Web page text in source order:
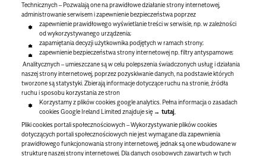
Technicznych– Pozwalają one na prawidłowe działanie strony internetowej,
administrowanie serwisem i zapewnienie bezpieczeństwa poprzez
zapewnienie prawidłowego wyświetlanie treści w serwisie, np. w zależności
od wykorzystywanego urządzenia;
zapamiętania decyzji użytkownika podjętych w ramach strony;
zapewnienie bezpieczeństwa strony internetowej np. filtry antyspamowe;
Analitycznych– umieszczane są w celu polepszenia świadczonych usług i działania
naszej strony internetowej, poprzez pozyskiwanie danych, na podstawie których
tworzone są statystyki. Zbierają informacje dotyczące ruchu na stronie, źródła
ruchu i sposobu korzystania ze stron
Korzystamy z plików cookies google analytics. Pełna informacja o zasadach
cookies Google Ireland Limited znajduje się
tutaj
Pliki cookies portali społecznościowych –Wykorzystywanie plików cookies
dotyczących portali społecznościowych nie jest wymagane dla zapewnienia
prawidłowego funkcjonowania strony internetowej, jednak są one wbudowane w
strukturę naszej strony internetowej. Dla danych osobowych zawartych w tych